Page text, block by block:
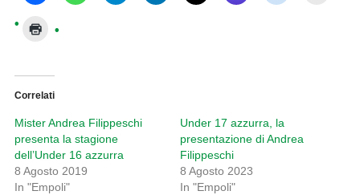
Correlati
Mister Andrea Filippeschi
presenta la stagione
dell’Under 16 azzurra
8 Agosto 2019
In "Empoli"
Under 17 azzurra, la
presentazione di Andrea
Filippeschi
8 Agosto 2023
In "Empoli"